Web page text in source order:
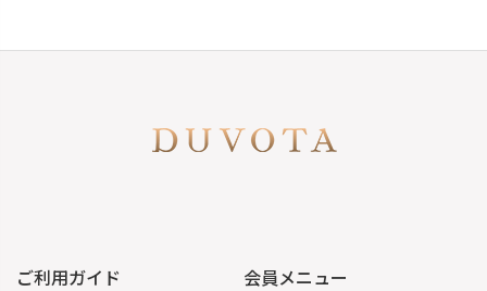
ご利用ガイド 会員メニュー